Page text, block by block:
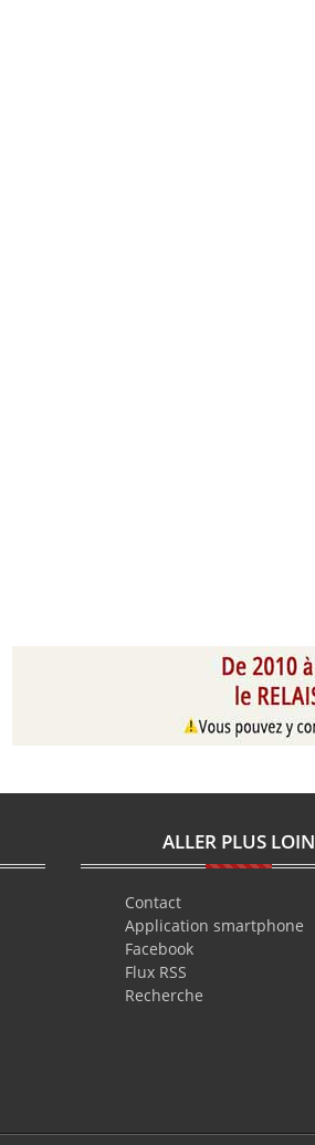
ALLER PLUS LOIN
Contact
Application smartphone
Facebook
Flux RSS
Recherche